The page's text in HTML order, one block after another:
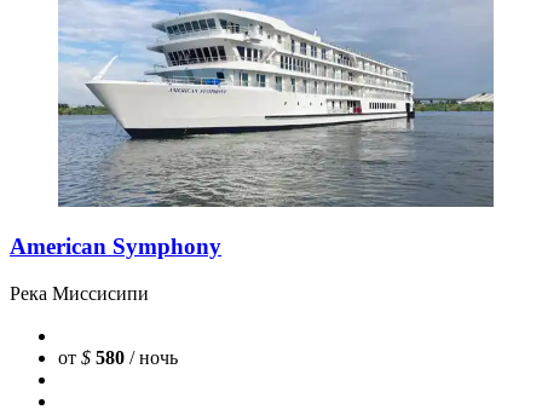
American Symphony
Река Миссисипи
от $ 580 / ночь